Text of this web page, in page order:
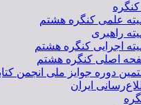
علمی کنگره هشتم
راهبری
اجرایی کنگره هشتم
اصلی کنگره هشتم
دوره جوایز ملی انجمن
ایران